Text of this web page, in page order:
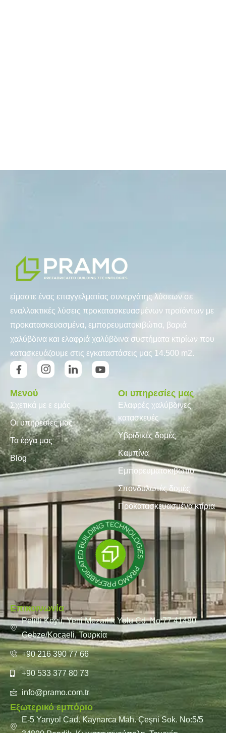
είμαστε ένας επαγγελματίας συνεργάτης λύσεων σε
εναλλακτικές λύσεις προκατασκευασμένων προϊόντων με
προκατασκευασμένα, εμπορευματοκιβώτια, βαριά
χαλύβδινα και ελαφριά χαλύβδινα συστήματα κτιρίων που
κατασκευάζουμε στις εγκαταστάσεις μας 14.500 m2.
Μενού
Σχετικά με ε εμάς
Οι υπηρεσίες μας
Τα έργα μας
Blog
Οι υπηρεσίες μας
Ελαφρές χαλύβδινες
κατασκευές
Υβριδικές δομές
Καμπίνα
Εμπορευματοκιβώτιο
Σπονδυλωτές δομές
Προκατασκευασμένα κτίρια
Επικοινωνία
Pelitli Köyü, Yeni Mezarlık Yolu Cd. No:77 41480
Gebze/Kocaeli, Τουρκία
+90 216 390 77 66
+90 533 377 80 73
info@pramo.com.tr
Εξωτερικό εμπόριο
E-5 Yanyol Cad. Kaynarca Mah. Çeşni Sok. No:5/5